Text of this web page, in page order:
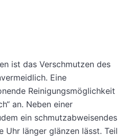
ist das Verschmutzen des
Eine
Reinigungsmöglichkeit
an. Neben einer
ein schmutzabweisendes
Uhr länger glänzen lässt. Teil